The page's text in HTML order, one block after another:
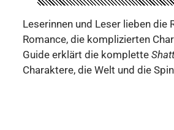
Leserinnen und Leser lieben die
Romance, die komplizierten
Guide erklärt die komplette
Charaktere, die Welt und die